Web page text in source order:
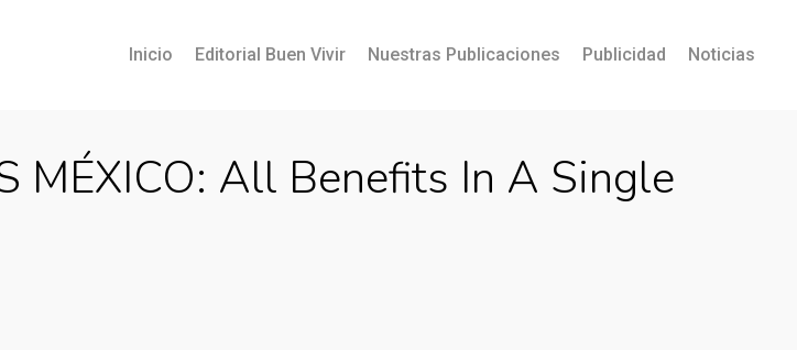
Inicio Editorial Buen Vivir Nuestras Publicaciones Publicidad Noticias
MÉXICO: All Benefits In A Single